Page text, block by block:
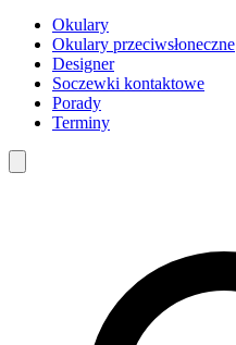
Okulary
Okulary przeciwsłoneczne
Designer
Soczewki kontaktowe
Porady
Terminy